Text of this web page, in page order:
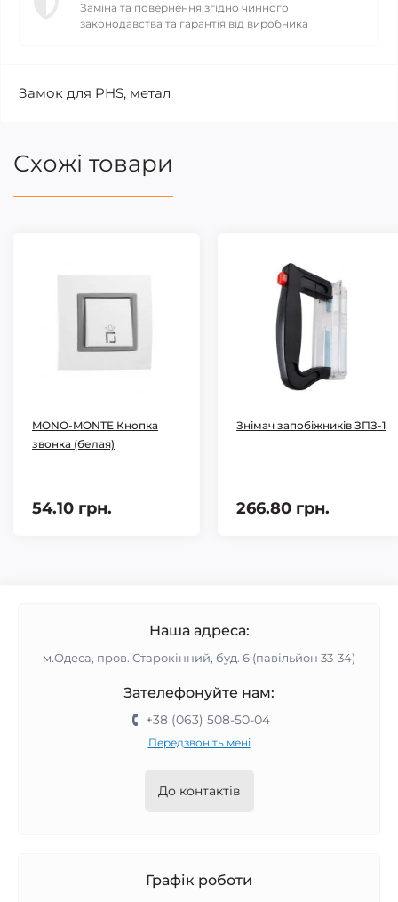
Заміна та повернення згідно чинного
законодавства та гарантія від виробника
Замок для PHS, метал
Схожі товари
MONO-MONTE Кнопка
звонка (белая)
54.10 грн.
Знімач запобіжників ЗПЗ-1
266.80 грн.
Наша адреса:
м.Одеса, пров. Старокінний, буд. 6 (павільйон 33-34)
Зателефонуйте нам:
+38 (063) 508-50-04
Передзвоніть мені
До контактів
Графік роботи